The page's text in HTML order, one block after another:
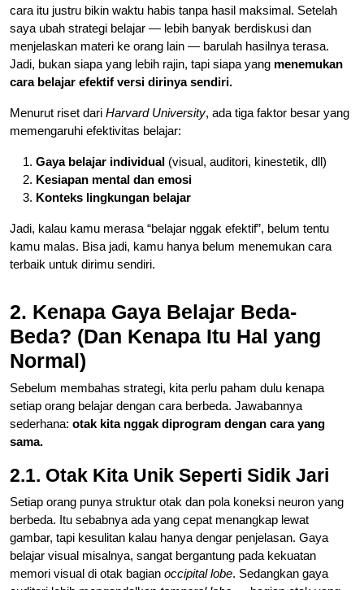
cara itu justru bikin waktu habis tanpa hasil maksimal. Setelah
saya ubah strategi belajar — lebih banyak berdiskusi dan
menjelaskan materi ke orang lain — barulah hasilnya terasa.
Jadi, bukan siapa yang lebih rajin, tapi siapa yang menemukan
cara belajar efektif versi dirinya sendiri.
Menurut riset dari Harvard University, ada tiga faktor besar yang
memengaruhi efektivitas belajar:
Gaya belajar individual (visual, auditori, kinestetik, dll)
Kesiapan mental dan emosi
Konteks lingkungan belajar
Jadi, kalau kamu merasa “belajar nggak efektif”, belum tentu
kamu malas. Bisa jadi, kamu hanya belum menemukan cara
terbaik untuk dirimu sendiri.
2. Kenapa Gaya Belajar Beda-
Beda? (Dan Kenapa Itu Hal yang
Normal)
Sebelum membahas strategi, kita perlu paham dulu kenapa
setiap orang belajar dengan cara berbeda. Jawabannya
sederhana: otak kita nggak diprogram dengan cara yang
sama.
2.1. Otak Kita Unik Seperti Sidik Jari
Setiap orang punya struktur otak dan pola koneksi neuron yang
berbeda. Itu sebabnya ada yang cepat menangkap lewat
gambar, tapi kesulitan kalau hanya dengar penjelasan. Gaya
belajar visual misalnya, sangat bergantung pada kekuatan
memori visual di otak bagian occipital lobe. Sedangkan gaya